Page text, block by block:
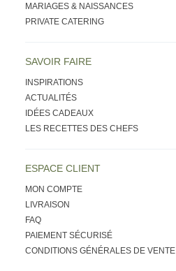
MARIAGES & NAISSANCES
PRIVATE CATERING
SAVOIR FAIRE
INSPIRATIONS
ACTUALITÉS
IDÉES CADEAUX
LES RECETTES DES CHEFS
ESPACE CLIENT
MON COMPTE
LIVRAISON
FAQ
PAIEMENT SÉCURISÉ
CONDITIONS GÉNÉRALES DE VENTE